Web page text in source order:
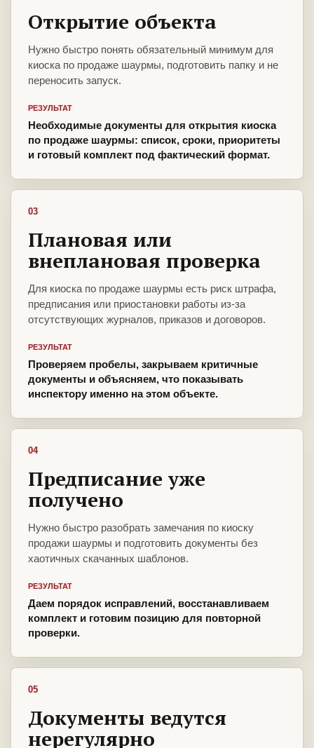
Открытие объекта
Нужно быстро понять обязательный минимум для
киоска по продаже шаурмы, подготовить папку и не
переносить запуск.
РЕЗУЛЬТАТ
Необходимые документы для открытия киоска
по продаже шаурмы: список, сроки, приоритеты
и готовый комплект под фактический формат.
03
Плановая или
внеплановая проверка
Для киоска по продаже шаурмы есть риск штрафа,
предписания или приостановки работы из-за
отсутствующих журналов, приказов и договоров.
РЕЗУЛЬТАТ
Проверяем пробелы, закрываем критичные
документы и объясняем, что показывать
инспектору именно на этом объекте.
04
Предписание уже
получено
Нужно быстро разобрать замечания по киоску
продажи шаурмы и подготовить документы без
хаотичных скачанных шаблонов.
РЕЗУЛЬТАТ
Даем порядок исправлений, восстанавливаем
комплект и готовим позицию для повторной
проверки.
05
Документы ведутся
нерегулярно